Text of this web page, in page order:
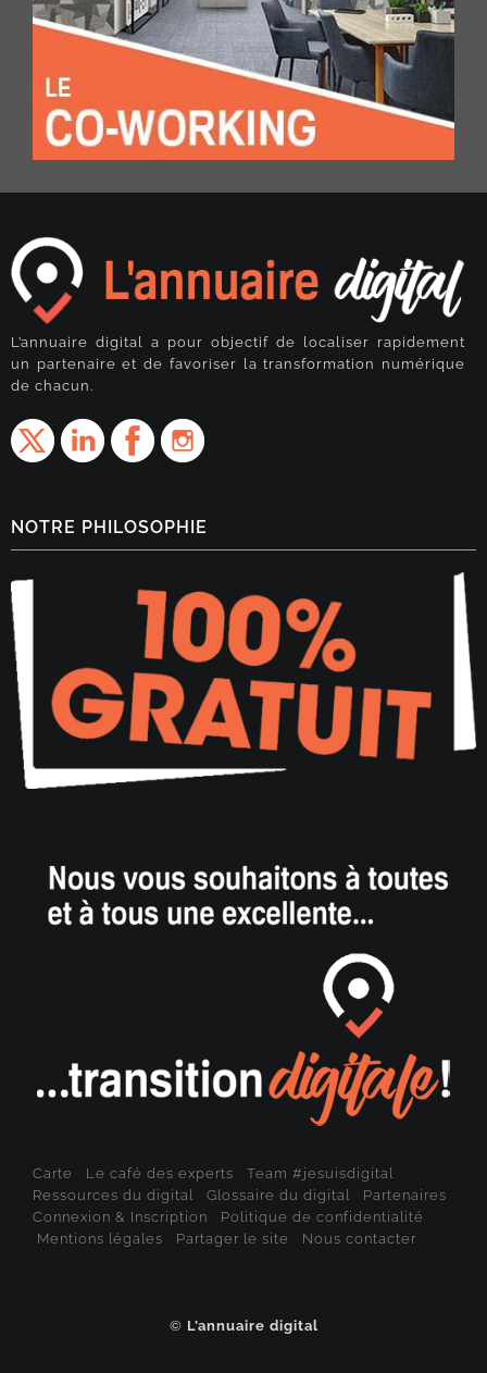
L’annuaire digital a pour objectif de localiser rapidement
un partenaire et de favoriser la transformation numérique
de chacun.
NOTRE PHILOSOPHIE
Carte Le café des experts
Team #jesuisdigital
Ressources du digital
Glossaire du digital
Partenaires
Connexion & Inscription
Politique de confidentialité
Mentions légales
Partager le site Nous contacter
© L’annuaire digital